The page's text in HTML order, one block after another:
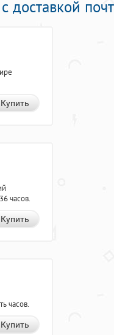
доставкой
Купить
часов.
Купить
часов.
Купить